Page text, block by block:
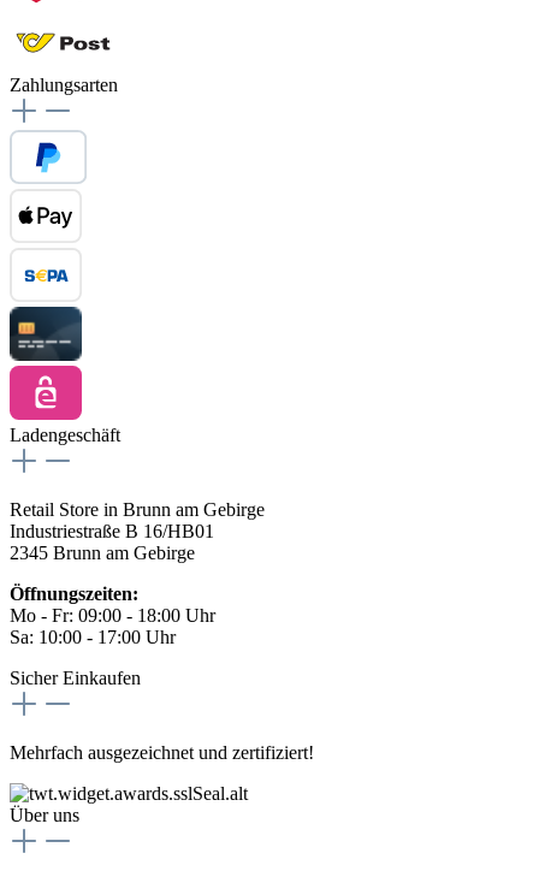
Zahlungsarten
Ladengeschäft
Retail Store in Brunn am Gebirge
Industriestraße B 16/HB01
2345 Brunn am Gebirge
Öffnungszeiten:
Mo - Fr: 09:00 - 18:00 Uhr
Sa: 10:00 - 17:00 Uhr
Sicher Einkaufen
Mehrfach ausgezeichnet und zertifiziert!
Über uns